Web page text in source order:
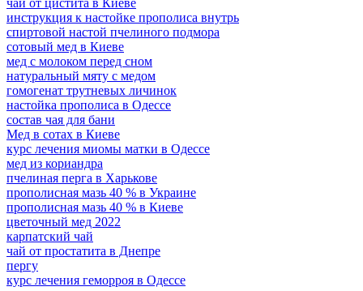
инструкция к настойке прополиса внутрь
спиртовой настой пчелиного подмора
сотовый мед в Киеве
мед с молоком перед сном
натуральный мяту с медом
гомогенат трутневых личинок
настойка прополиса в Одессе
состав чая для бани
Мед в сотах в Киеве
курс лечения миомы матки в Одессе
мед из кориандра
пчелиная перга в Харькове
прополисная мазь 40 % в Украине
прополисная мазь 40 % в Киеве
цветочный мед 2022
карпатский чай
чай от простатита в Днепре
пергу
курс лечения геморроя в Одессе